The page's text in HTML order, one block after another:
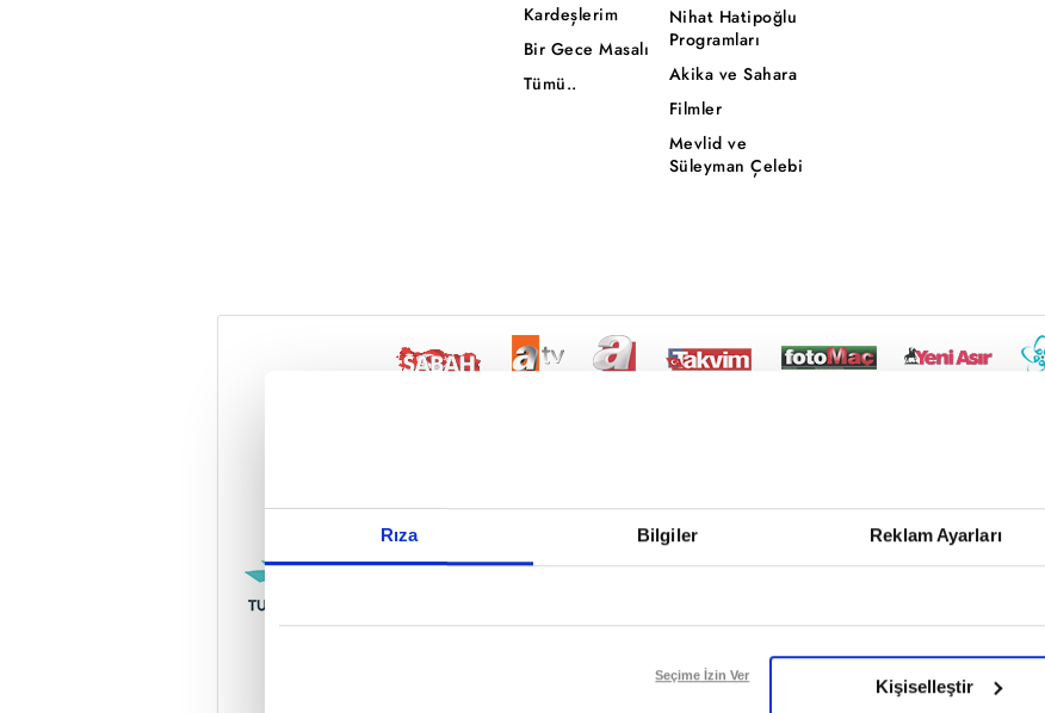
Rıza Bilgiler Reklam Ayarları
Reddet
Seçime İzin Ver
Kişiselleştir
Kardeşlerim
Bir Gece Masalı
Tümü..
Nihat Hatipoğlu
Programları
Akika ve Sahara
Filmler
Mevlid ve
Süleyman Çelebi